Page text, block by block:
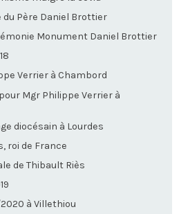
du Père Daniel Brottier
Monument Daniel Brottier
Verrier à Chambord
Mgr Philippe Verrier à
diocésain à Lourdes
roi de France
de Thibault Riès
à Villethiou